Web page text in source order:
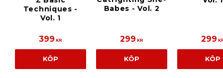
Techniques -
Vol. 1
399 KR
KÖP
Babes - Vol. 2
299 KR
KÖP
299
KÖP